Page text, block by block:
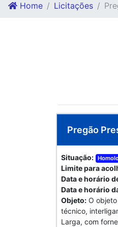
Home Licitações
Pregão
Situação:
Limite para
Data e horário
Data e horário
Objeto: O
técnico,
Larga, com